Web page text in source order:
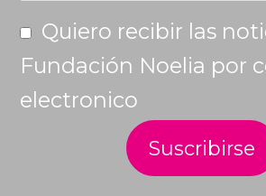
Quiero recibir las
Fundación Noelia por
electronico